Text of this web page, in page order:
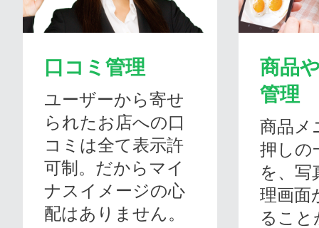
口コミ管理
ユーザーから寄せ
られたお店への口
コミは全て表示許
可制。だからマイ
ナスイメージの心
配はありません。
商品
管理
商品メ
押しの
を、写
理画面
ること